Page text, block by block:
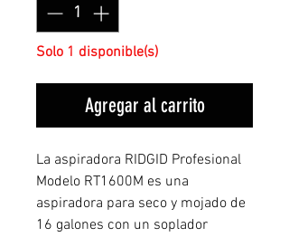
Solo 1 disponible(s)
Agregar al carrito
La aspiradora RIDGID Profesional
Modelo RT1600M es una
aspiradora para seco y mojado de
16 galones con un soplador